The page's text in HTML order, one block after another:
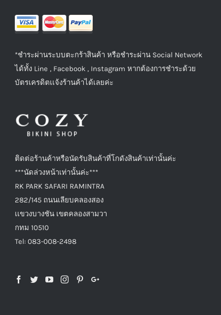
*ชำระผ่านระบบตะกร้าสินค้า หรือชำระผ่าน Social Network
ได้ทั้ง Line , Facebook , Instagram หากต้องการชำระด้วย
บัตรเครดิตเเจ้งร้านค้าได้เลยค่ะ
ติดต่อร้านค้าหรือนัดรับสินค้าที่โกดังสินค้าเท่านั้นค่ะ
***นัดล่วงหน้าเท่านั้นค่ะ***
RK PARK SAFARI RAMINTRA
282/145 ถนนเลียบคลองสอง
เเขวงบางชัน เขตคลองสามวา
กทม 10510
Tel: 083-008-2498